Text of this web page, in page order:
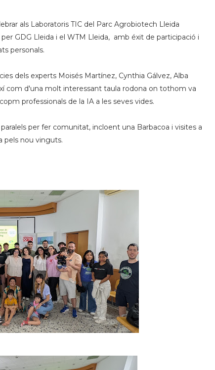
als Laboratoris TIC del Parc Agrobiotech Lleida
GDG Lleida i el WTM Lleida, amb éxit de participació i
personals.
dels experts Moisés Martínez, Cynthia Gálvez, Alba
com d'una molt interessant taula rodona on tothom va
professionals de la IA a les seves vides.
per fer comunitat, incloent una Barbacoa i visites a
pels nou vinguts.